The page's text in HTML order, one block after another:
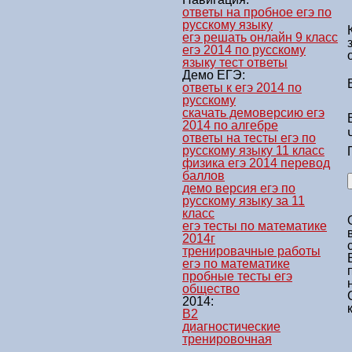
ответы на пробное егэ по
русскому языку
егэ решать онлайн 9 класс
егэ 2014 по русскому
языку тест ответы
Демо ЕГЭ:
ответы к егэ 2014 по
русскому
скачать демоверсию егэ
2014 по алгебре
ответы на тесты егэ по
русскому языку 11 класс
физика егэ 2014 перевод
баллов
демо версия егэ по
русскому языку за 11
класс
егэ тесты по математике
2014г
тренировачные работы
егэ по математике
пробные тесты егэ
общество
2014:
B2
диагностические
тренировочная